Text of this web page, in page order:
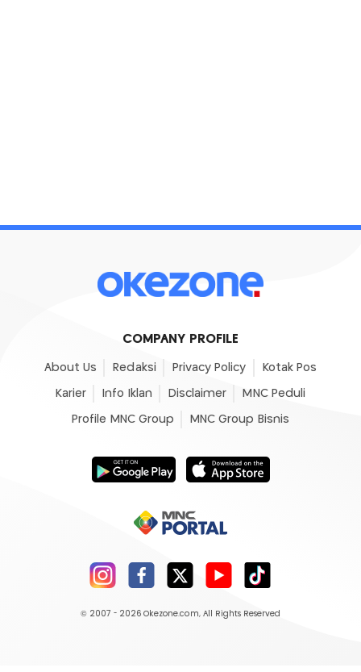
COMPANY PROFILE
About Us Redaksi Privacy Policy Kotak Pos
Karier Info Iklan Disclaimer MNC Peduli
Profile MNC Group MNC Group Bisnis
© 2007 - 2026 Okezone.com, All Rights Reserved